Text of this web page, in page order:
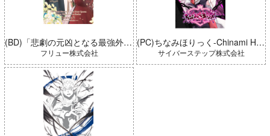
(BD)「悲劇の元凶となる最強外道ラスボス女王は民の為に尽くします。 Season2」BD-BOX 上巻
フリュー株式会社
(PC)ちなみほりっく-Chinami Holic 特典付き 限定ボックス
サイバーステップ株式会社